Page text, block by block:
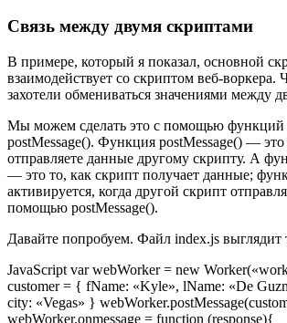
Связь между двумя скриптами
В примере, который я показал, основной
взаимодействует со скриптом веб-
захотели обмениваться значениями между
Мы можем сделать это с помощью функций
postMessage(). Функция postMessage() —
отправляете данные другому скрипту. А
— это то, как скрипт получает данные;
активируется, когда другой скрипт
помощью postMessage().
Давайте попробуем. Файл index.js выглядит
JavaScript var webWorker = new
customer = { fName: «Kyle», lName: «De
city: «Vegas» }
webWorker.onmessage = function (response){